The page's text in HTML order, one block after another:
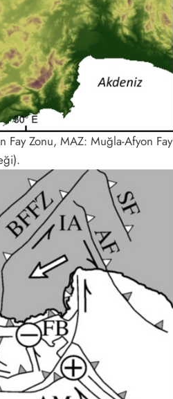
Fay Zonu, MAZ: Muğla-Afyon Fay